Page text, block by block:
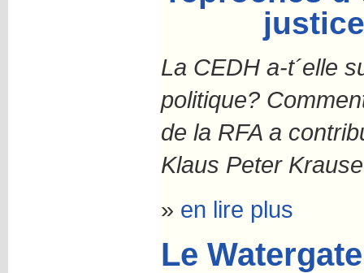
La CEDH a-t´elle
politique?
de la RFA a
Klaus Peter Krause
» en lire plus
Le